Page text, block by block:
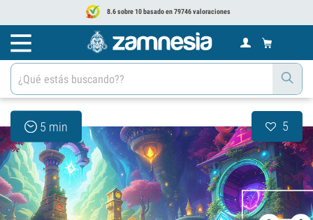
8.6 sobre 10 basado en 79746 valoraciones
5 min 5